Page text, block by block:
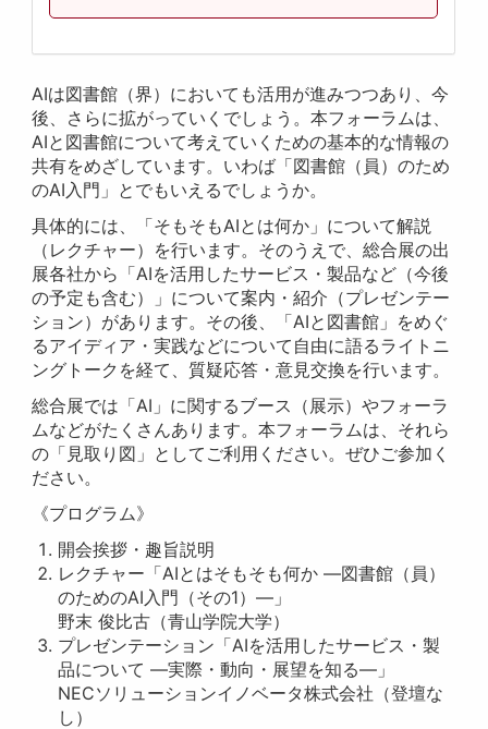
AIは図書館（界）においても活用が進みつつあり、今
後、さらに拡がっていくでしょう。本フォーラムは、
AIと図書館について考えていくための基本的な情報の
共有をめざしています。いわば「図書館（員）のため
のAI入門」とでもいえるでしょうか。
具体的には、「そもそもAIとは何か」について解説
（レクチャー）を行います。そのうえで、総合展の出
展各社から「AIを活用したサービス・製品など（今後
の予定も含む）」について案内・紹介（プレゼンテー
ション）があります。その後、「AIと図書館」をめぐ
るアイディア・実践などについて自由に語るライトニ
ングトークを経て、質疑応答・意見交換を行います。
総合展では「AI」に関するブース（展示）やフォーラ
ムなどがたくさんあります。本フォーラムは、それら
の「見取り図」としてご利用ください。ぜひご参加く
ださい。
《プログラム》
開会挨拶・趣旨説明
レクチャー「AIとはそもそも何か —図書館（員）
のためのAI入門（その1）—」
野末 俊比古（青山学院大学）
プレゼンテーション「AIを活用したサービス・製
品について —実際・動向・展望を知る—」
NECソリューションイノベータ株式会社（登壇な
し）